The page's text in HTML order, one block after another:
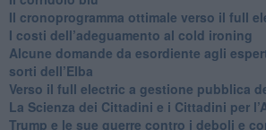
​Il cronoprogramma ottimale verso il full
​I costi dell’adeguamento al cold ironing
Alcune domande da esordiente agli
sorti dell’Elba
Verso il full electric a gestione pubblica
​La Scienza dei Cittadini e i Cittadini per
Trump e le sue guerre contro i deboli e